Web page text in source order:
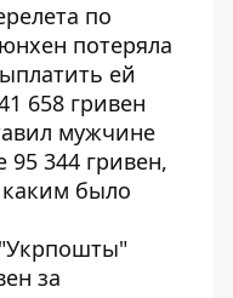
по
потеряла
ей
658 гривен
мужчине
95 344 гривен,
каким было
"Укрпошты"
за